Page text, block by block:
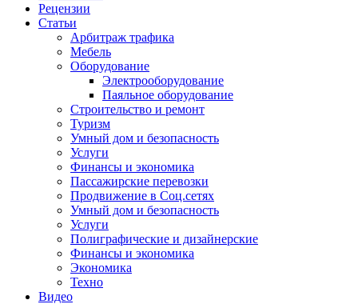
Рецензии
Статьи
Арбитраж трафика
Мебель
Оборудование
Электрооборудование
Паяльное оборудование
Строительство и ремонт
Туризм
Умный дом и безопасность
Услуги
Финансы и экономика
Пассажирские перевозки
Продвижение в Соц.сетях
Умный дом и безопасность
Услуги
Полиграфические и дизайнерские
Финансы и экономика
Экономика
Техно
Видео